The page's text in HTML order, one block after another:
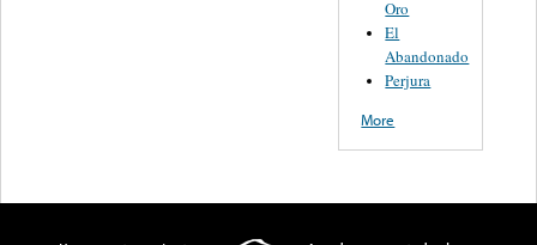
Oro
El
Abandonado
Perjura
More